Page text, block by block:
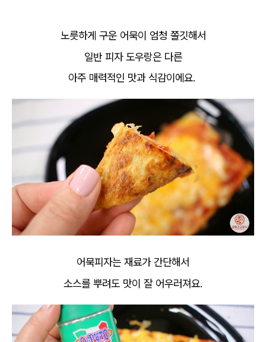
노릇하게 구운 어묵이 엄청 쫄깃해서
일반 피자 도우랑은 다른
아주 매력적인 맛과 식감이에요.
어묵피자는 재료가 간단해서
소스를 뿌려도 맛이 잘 어우러져요.